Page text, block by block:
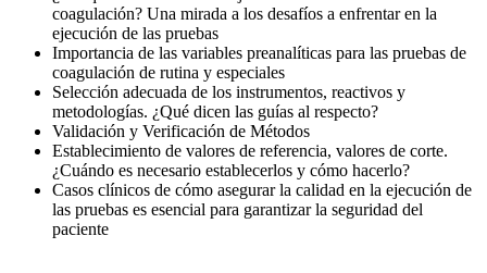
coagulación? Una mirada a los desafíos a enfrentar en la
ejecución de las pruebas
Importancia de las variables preanalíticas para las pruebas de
coagulación de rutina y especiales
Selección adecuada de los instrumentos, reactivos y
metodologías. ¿Qué dicen las guías al respecto?
Validación y Verificación de Métodos
Establecimiento de valores de referencia, valores de corte.
¿Cuándo es necesario establecerlos y cómo hacerlo?
Casos clínicos de cómo asegurar la calidad en la ejecución de
las pruebas es esencial para garantizar la seguridad del
paciente